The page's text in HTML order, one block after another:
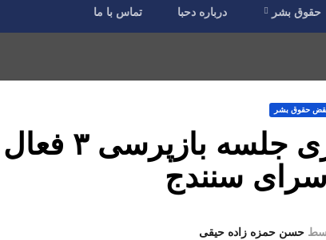
حقوق بشر درباره دحبا تماس با ما
حقوق بشر
برگزاری
سنندج
حسن حمزه زاده حیقی